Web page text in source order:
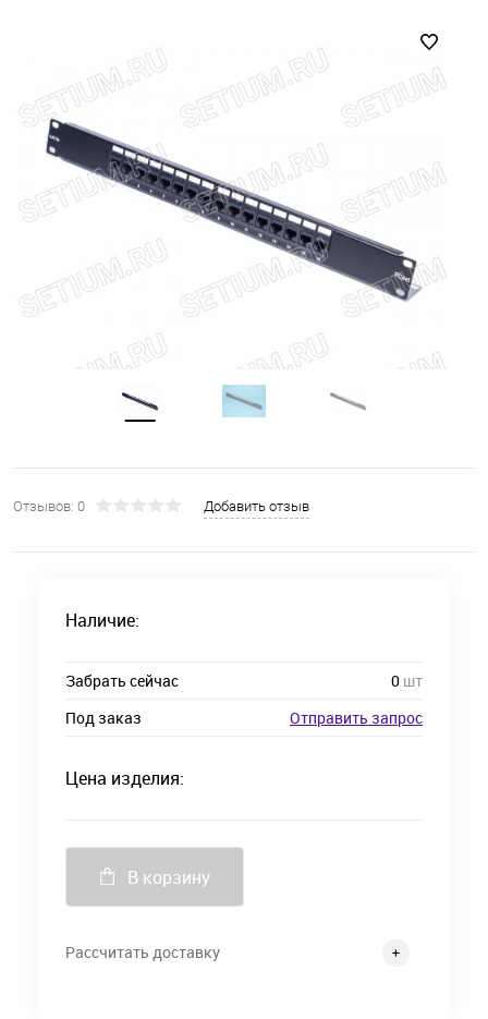
Отзывов: 0 Добавить отзыв
Наличие:
Забрать сейчас 0 шт
Под заказ
Отправить запрос
Цена изделия:
В корзину
Рассчитать доставку